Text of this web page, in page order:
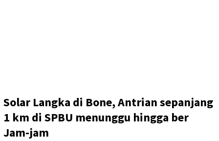
Solar Langka di Bone, Antrian sepanjang
1 km di SPBU menunggu hingga ber
Jam-jam